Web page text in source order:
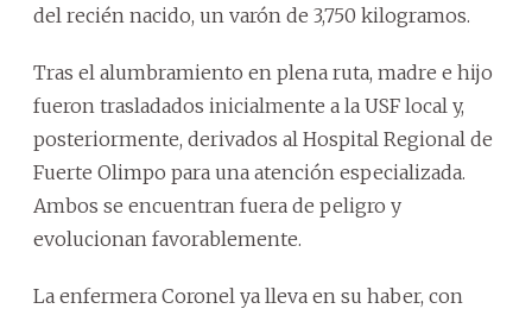
del recién nacido, un varón de 3,750 kilogramos.
Tras el alumbramiento en plena ruta, madre e hijo
fueron trasladados inicialmente a la USF local y,
posteriormente, derivados al Hospital Regional de
Fuerte Olimpo para una atención especializada.
Ambos se encuentran fuera de peligro y
evolucionan favorablemente.
La enfermera Coronel ya lleva en su haber, con